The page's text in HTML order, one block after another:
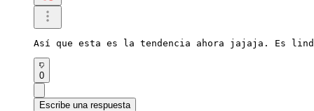
Así que esta es la tendencia ahora jajaja. Es
0
Escribe una respuesta